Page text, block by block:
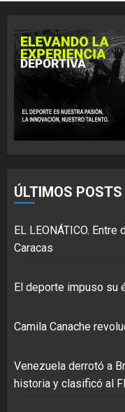
ÚLTIMOS POSTS
EL LEONÁTICO.
Caracas
El deporte impuso su
Camila Canache
Venezuela derrotó a
historia y clasificó al